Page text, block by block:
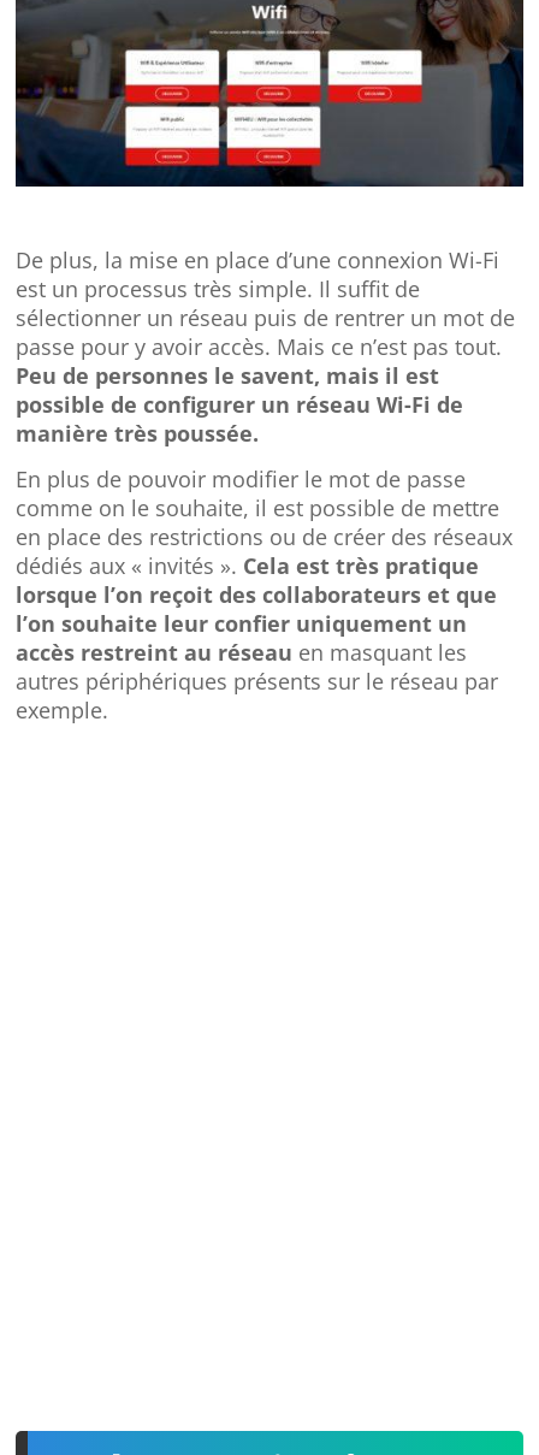
De plus, la mise en place d’une connexion Wi-Fi
est un processus très simple. Il suffit de
sélectionner un réseau puis de rentrer un mot de
passe pour y avoir accès. Mais ce n’est pas tout.
Peu de personnes le savent, mais il est
possible de configurer un réseau Wi-Fi de
manière très poussée.
En plus de pouvoir modifier le mot de passe
comme on le souhaite, il est possible de mettre
en place des restrictions ou de créer des réseaux
dédiés aux « invités ». Cela est très pratique
lorsque l’on reçoit des collaborateurs et que
l’on souhaite leur confier uniquement un
accès restreint au réseau en masquant les
autres périphériques présents sur le réseau par
exemple.